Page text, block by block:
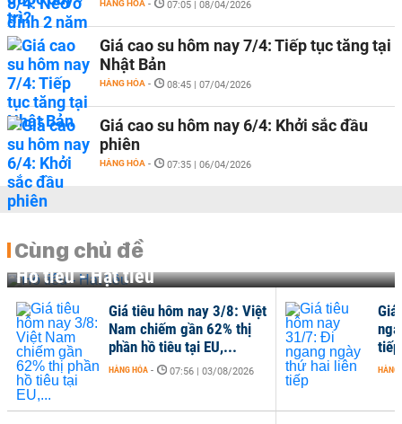
HÀNG HÓA - 07:05 | 08/04/2026
Giá cao su hôm nay 7/4: Tiếp tục tăng tại
Nhật Bản
HÀNG HÓA - 08:45 | 07/04/2026
Giá cao su hôm nay 6/4: Khởi sắc đầu
phiên
HÀNG HÓA - 07:35 | 06/04/2026
Cùng chủ đề
Hồ tiêu - Hạt tiêu
Giá tiêu hôm nay 3/8: Việt
Nam chiếm gần 62% thị
phần hồ tiêu tại EU,...
HÀNG HÓA - 07:56 | 03/08/2026
tiếp
HÀNG